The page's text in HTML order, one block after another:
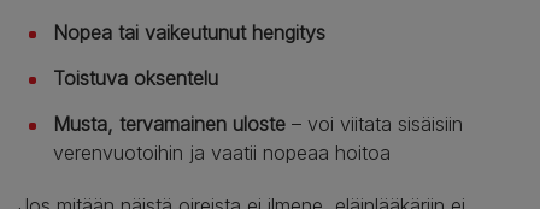
Nopea tai vaikeutunut hengitys
Toistuva oksentelu
Musta, tervamainen uloste – voi viitata sisäisiin
verenvuotoihin ja vaatii nopeaa hoitoa